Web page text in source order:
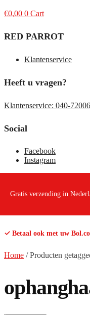
€0,00 0 Cart
RED PARROT
Klantenservice
Heeft u vragen?
Klantenservice: 040-
Social
Facebook
Instagram
Gratis verzending in
✓ Betaal ook met uw
Home /Producten